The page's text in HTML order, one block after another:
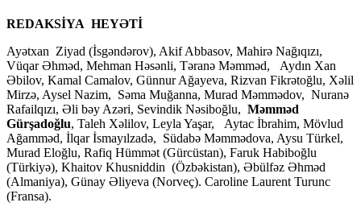
REDAKSİYA HEYƏTİ
Ayətxan Ziyad (İsgəndərov), Akif Abbasov, Mahirə Nağıqızı,
Vüqar Əhməd, Mehman Həsənli, Təranə Məmməd, Aydın Xan
Əbilov, Kamal Camalov, Günnur Ağayeva, Rizvan Fikrətoğlu, Xəlil
Mirzə, Aysel Nazim, Səma Muğanna, Murad Məmmədov, Nuranə
Rafailqızı, Əli bəy Azəri, Sevindik Nəsiboğlu, Məmməd
Gürşadoğlu, Taleh Xəlilov, Leyla Yaşar, Aytac İbrahim, Mövlud
Ağamməd, İlqar İsmayılzadə, Südabə Məmmədova, Aysu Türkel,
Murad Eloğlu, Rafiq Hümmət (Gürcüstan), Faruk Habiboğlu
(Türkiyə), Khaitov Khusniddin (Özbəkistan), Əbülfəz Əhməd
(Almaniya), Günay Əliyeva (Norveç). Caroline Laurent Turunc
(Fransa).